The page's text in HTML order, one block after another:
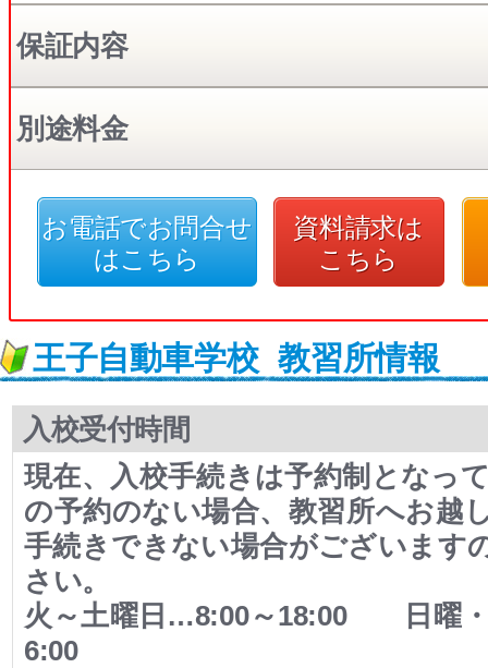
保証内容
別途料金
お電話でお問合せ
はこちら
資料請求は
こちら
王子自動車学校 教習所情報
入校受付時間
現在、入校手続きは予約制となっ
の予約のない場合、教習所へお越
手続きできない場合がございます
さい。
火～土曜日…8:00～18:00 日曜
6:00